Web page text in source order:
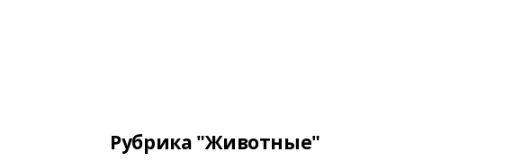
Рубрика "Животные"